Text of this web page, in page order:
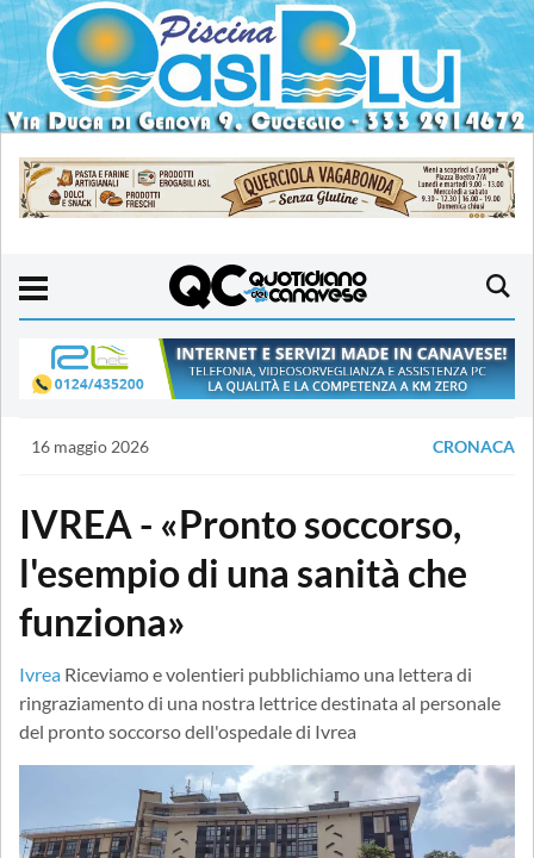
16 maggio 2026 CRONACA
IVREA - «Pronto soccorso,
l'esempio di una sanità che
funziona»
Ivrea Riceviamo e volentieri pubblichiamo una lettera di
ringraziamento di una nostra lettrice destinata al personale
del pronto soccorso dell'ospedale di Ivrea